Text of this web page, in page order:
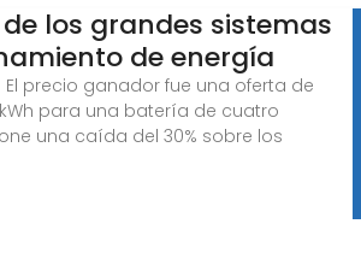
de los grandes sistemas
de energía
El precio ganador fue una oferta de
para una batería de cuatro
una caída del 30% sobre los